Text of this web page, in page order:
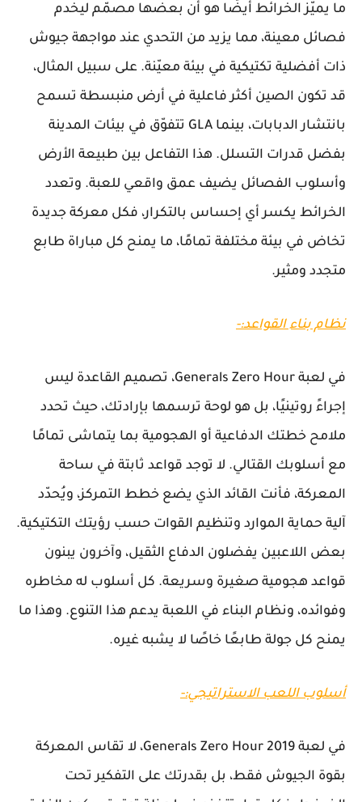
ما يميّز الخرائط أيضًا هو أن بعضها مصمّم ليخدم
فصائل معينة، مما يزيد من التحدي عند مواجهة جيوش
ذات أفضلية تكتيكية في بيئة معيّنة. على سبيل المثال،
قد تكون الصين أكثر فاعلية في أرض منبسطة تسمح
بانتشار الدبابات، بينما GLA تتفوّق في بيئات المدينة
بفضل قدرات التسلل. هذا التفاعل بين طبيعة الأرض
وأسلوب الفصائل يضيف عمق واقعي للعبة. وتعدد
الخرائط يكسر أي إحساس بالتكرار، فكل معركة جديدة
تخاض في بيئة مختلفة تمامًا، ما يمنح كل مباراة طابع
متجدد ومثير.
نظام بناء القواعد:-
في لعبة Generals Zero Hour، تصميم القاعدة ليس
إجراءً روتينيًا، بل هو لوحة ترسمها بإرادتك، حيث تحدد
ملامح خطتك الدفاعية أو الهجومية بما يتماشى تمامًا
مع أسلوبك القتالي. لا توجد قواعد ثابتة في ساحة
المعركة، فأنت القائد الذي يضع خطط التمركز، ويُحدّد
آلية حماية الموارد وتنظيم القوات حسب رؤيتك التكتيكية.
بعض اللاعبين يفضلون الدفاع الثقيل، وآخرون يبنون
قواعد هجومية صغيرة وسريعة. كل أسلوب له مخاطره
وفوائده، ونظام البناء في اللعبة يدعم هذا التنوع. وهذا ما
يمنح كل جولة طابعًا خاصًا لا يشبه غيره.
أسلوب اللعب الاستراتيجي:-
في لعبة Generals Zero Hour 2019، لا تقاس المعركة
بقوة الجيوش فقط، بل بقدرتك على التفكير تحت